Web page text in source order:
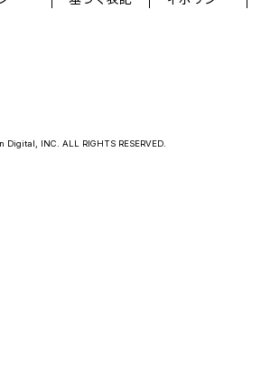
Digital, INC. ALL RIGHTS RESERVED.